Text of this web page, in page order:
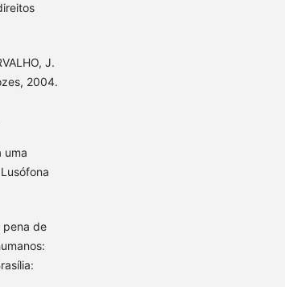
J.
2004.
uma
pena de